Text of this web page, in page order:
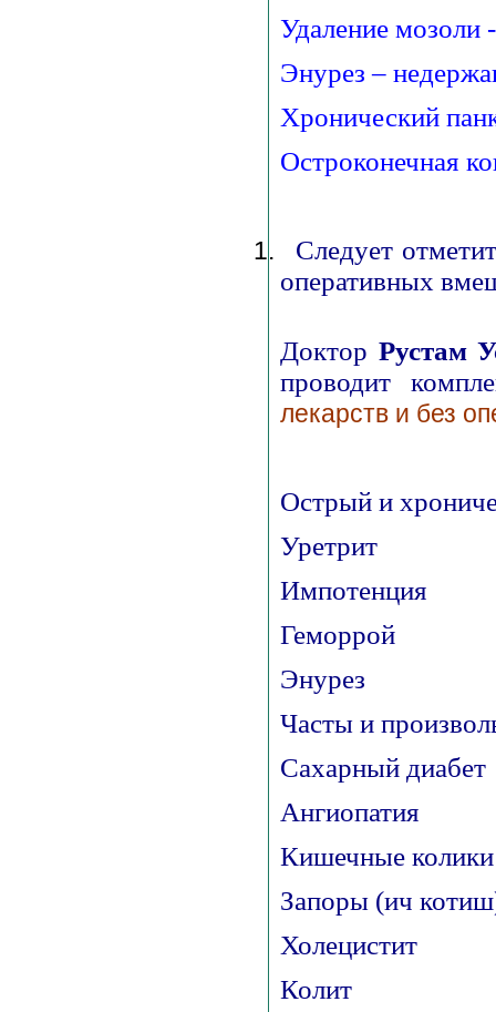
Удаление мозоли
Энурез –
Хронический
Остроконечная
1.
Следует
оперативных
Доктор Рустам
проводит
лекарств и без
Острый и
Уретрит
Импотенция
Геморрой
Энурез
Часты и
Сахарный диабет
Ангиопатия
Кишечные колики
Запоры (ич
Холецистит
Колит